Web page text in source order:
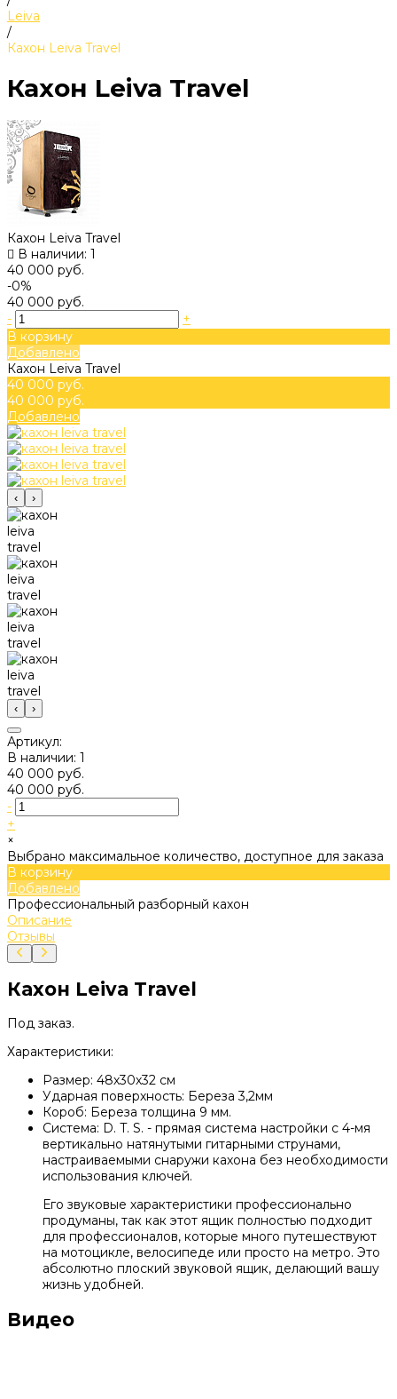
Leiva
/
Кахон Leiva Travel
Кахон Leiva Travel
Кахон Leiva Travel
В наличии: 1
40 000 руб.
-0%
40 000 руб.
-
+
В корзину
Добавлено
Кахон Leiva Travel
40 000 руб.
40 000 руб.
Добавлено
‹ ›
‹ ›
Артикул:
В наличии: 1
40 000 руб.
40 000 руб.
-
+
×
Выбрано максимальное количество, доступное для заказа
В корзину
Добавлено
Профессиональный разборный кахон
Описание
Отзывы
Кахон Leiva Travel
Под заказ.
Характеристики:
Размер: 48х30х32 см
Ударная поверхность: Береза 3,2мм
Короб: Береза толщина 9 мм.
Система: D. T. S. - прямая система настройки с 4-мя
вертикально натянутыми гитарными струнами,
настраиваемыми снаружи кахона без необходимости
использования ключей.
Его звуковые характеристики профессионально
продуманы, так как этот ящик полностью подходит
для профессионалов, которые много путешествуют
на мотоцикле, велосипеде или просто на метро. Это
абсолютно плоский звуковой ящик, делающий вашу
жизнь удобней.
Видео